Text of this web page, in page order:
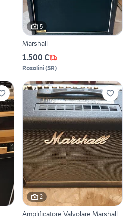
5
Marshall
1.500 €
Rosolini(SR)
2
Amplificatore Valvolare Marshall